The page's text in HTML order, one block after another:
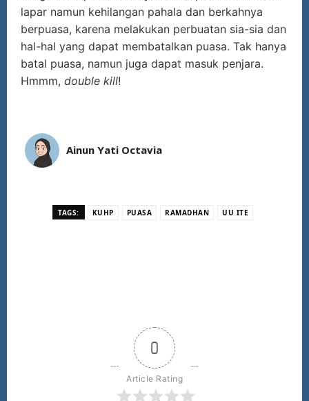
lapar namun kehilangan pahala dan berkahnya
berpuasa, karena melakukan perbuatan sia-sia dan
hal-hal yang dapat membatalkan puasa. Tak hanya
batal puasa, namun juga dapat masuk penjara.
Hmmm, double kill!
Ainun Yati Octavia
TAGS: KUHP PUASA RAMADHAN UU ITE
0
Article Rating